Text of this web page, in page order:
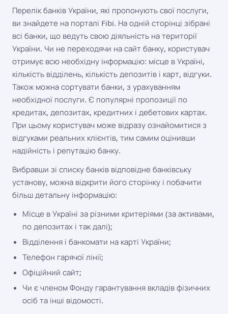
Перелік банків України, які пропонують свої послуги,
ви знайдете на порталі Fibi. На одній сторінці зібрані
всі банки, що ведуть свою діяльність на території
України. Чи не переходячи на сайт банку, користувач
отримує всю необхідну інформацію: місце в Україні,
кількість відділень, кількість депозитів і карт, відгуки.
Також можна сортувати банки, з урахуванням
необхідної послуги. Є популярні пропозиції по
кредитах, депозитах, кредитних і дебетових картах.
При цьому користувач може відразу ознайомитися з
відгуками реальних клієнтів, тим самим оцінивши
надійність і репутацію банку.
Вибравши зі списку банків відповідне банківську
установу, можна відкрити його сторінку і побачити
більш детальну інформацію:
Місце в Україні за різними критеріями (за активами,
по депозитах і так далі);
Відділення і банкомати на карті України;
Телефон гарячої лінії;
Офіційний сайт;
Чи є членом Фонду гарантування вкладів фізичних
осіб та інші відомості.